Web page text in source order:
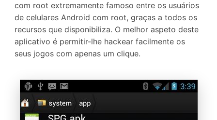
com root extremamente famoso entre os usuários
de celulares Android com root, graças a todos os
recursos que disponibiliza. O melhor aspeto deste
aplicativo é permitir-lhe hackear facilmente os
seus jogos com apenas um clique.